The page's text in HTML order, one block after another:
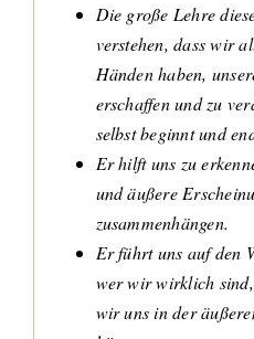
Die große Lehre
verstehen, dass wir
Händen haben,
erschaffen und zu
selbst beginnt und
Er hilft uns zu
und äußere
zusammenhängen.
Er führt uns auf den
wer wir wirklich
wir uns in der